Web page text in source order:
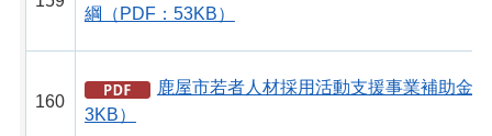
綱（PDF：53KB）
160
鹿屋市若者人材採用活動支援事業補助金
3KB）